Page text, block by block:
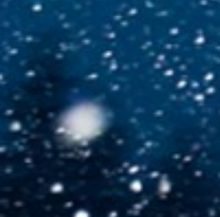
Tickets / Verkaufstellen
Rallye-Journal
Archiv
Kontakt